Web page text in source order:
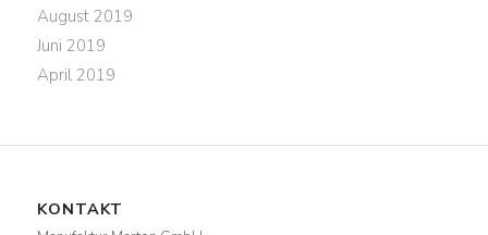
August 2019
Juni 2019
April 2019
KONTAKT